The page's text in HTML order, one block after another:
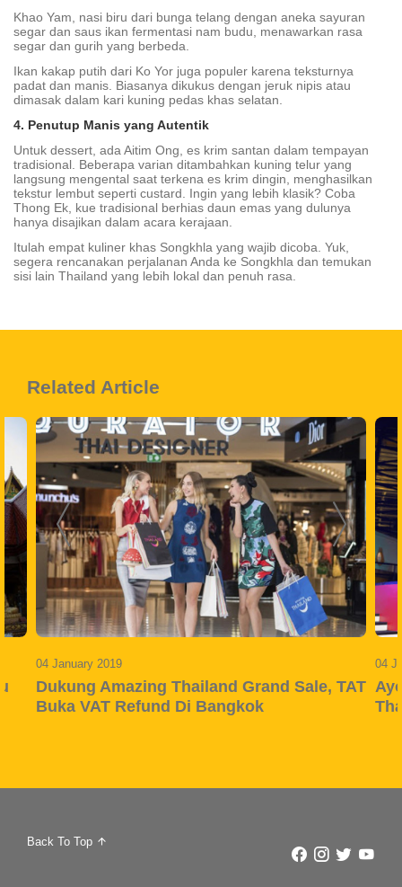
Khao Yam, nasi biru dari bunga telang dengan aneka sayuran
segar dan saus ikan fermentasi nam budu, menawarkan rasa
segar dan gurih yang berbeda.
Ikan kakap putih dari Ko Yor juga populer karena teksturnya
padat dan manis. Biasanya dikukus dengan jeruk nipis atau
dimasak dalam kari kuning pedas khas selatan.
4. Penutup Manis yang Autentik
Untuk dessert, ada Aitim Ong, es krim santan dalam tempayan
tradisional. Beberapa varian ditambahkan kuning telur yang
langsung mengental saat terkena es krim dingin, menghasilkan
tekstur lembut seperti custard. Ingin yang lebih klasik? Coba
Thong Ek, kue tradisional berhias daun emas yang dulunya
hanya disajikan dalam acara kerajaan.
Itulah empat kuliner khas Songkhla yang wajib dicoba. Yuk,
segera rencanakan perjalanan Anda ke Songkhla dan temukan
sisi lain Thailand yang lebih lokal dan penuh rasa.
Related Article
04 January 2019
Dukung Amazing Thailand Grand Sale, TAT
Buka VAT Refund Di Bangkok
04
Back To Top